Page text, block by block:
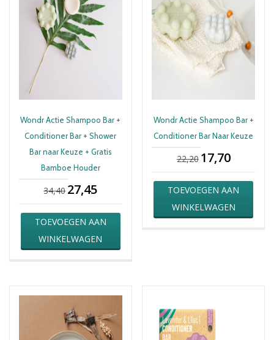
Wondr Actie Shampoo Bar +
Conditioner Bar + Shower
Bar naar Keuze + Gratis
Bamboe Houder
34,40 Oorspronkelijke
was:
34,40.
27,45Huidige
is:
27,45.
TOEVOEGEN AAN
WINKELWAGEN
Wondr Actie Shampoo Bar +
Conditioner Bar Naar Keuze
22,20 Oorspronkelijke
was:
22,20.
17,70Huidige
is:
17,70.
TOEVOEGEN AAN
WINKELWAGEN